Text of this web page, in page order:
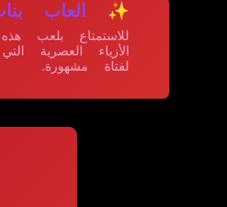
✨ العاب
للاستمتاع بلعب
الأزياء العصرية
لفتاة مشهورة.